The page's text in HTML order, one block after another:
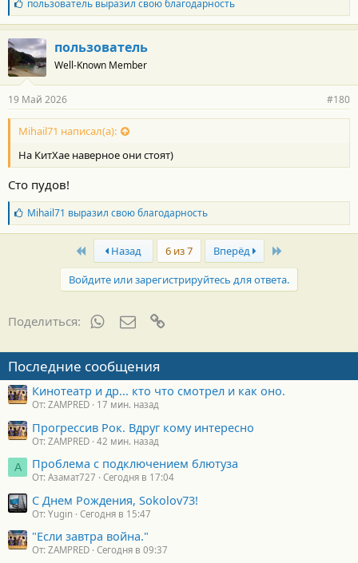
л
а
г
о
д
а
н
о
с
и
:
пользовательвыразил свою благодарность
пользователь
Well-Known Member
19 Май 2026 #180
Mihail71 написал(а):
На КитХае наверное они стоят)
Сто пудов!
Б
л
а
о
т
и
:
Mihail71 выразил свою благодарность
First Назад 6 из 7 Вперёд
Войдите или зарегистрируйтесь для ответа.
Поделиться: WhatsAppЭлектронная почта
Последние сообщения
Кинотеатр и др... кто что смотрел и как оно.
От: ZAMPRED 17 мин. назад
Прогрессив Рок. Вдруг кому интересно
От: ZAMPRED 42 мин. назад
А Проблема с подключением блютуза
От: Азамат727 Сегодня в 17:04
С Днем Рождения, Sokolov73!
От: Yugin Сегодня в 15:47
"Если завтра война."
От: ZAMPRED Сегодня в 09:37